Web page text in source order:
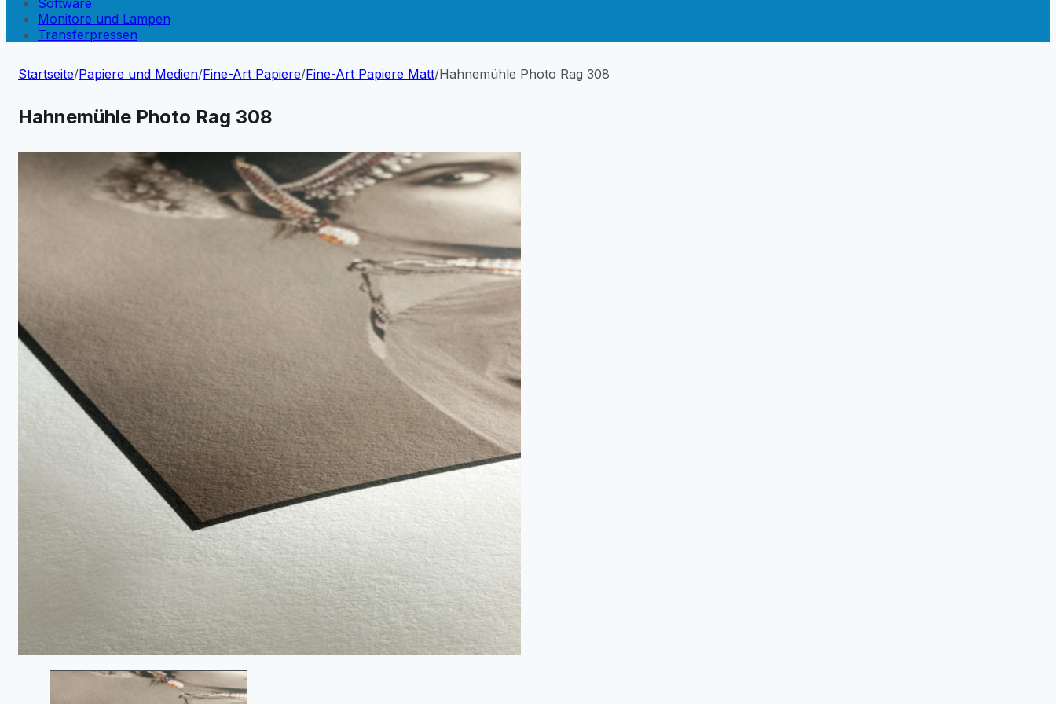
Software
Monitore und Lampen
Transferpressen
Startseite/Papiere und Medien/Fine-Art Papiere/Fine-Art Papiere Matt/Hahnemühle Photo Rag 308
Hahnemühle Photo Rag 308